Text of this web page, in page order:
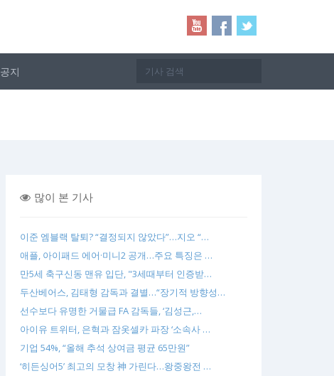
공지
많이 본 기사
이준 엠블랙 탈퇴? “결정되지 않았다”…지오 “…
애플, 아이패드 에어·미니2 공개…주요 특징은 …
만5세 축구신동 맨유 입단, "3세때부터 인증받…
두산베어스, 김태형 감독과 결별…“장기적 방향성…
선수보다 유명한 거물급 FA 감독들, ‘김성근,…
아이유 트위터, 은혁과 잠옷셀카 파장 ‘소속사 …
기업 54%, “올해 추석 상여금 평균 65만원”
‘히든싱어5’ 최고의 모창 神 가린다…왕중왕전 …